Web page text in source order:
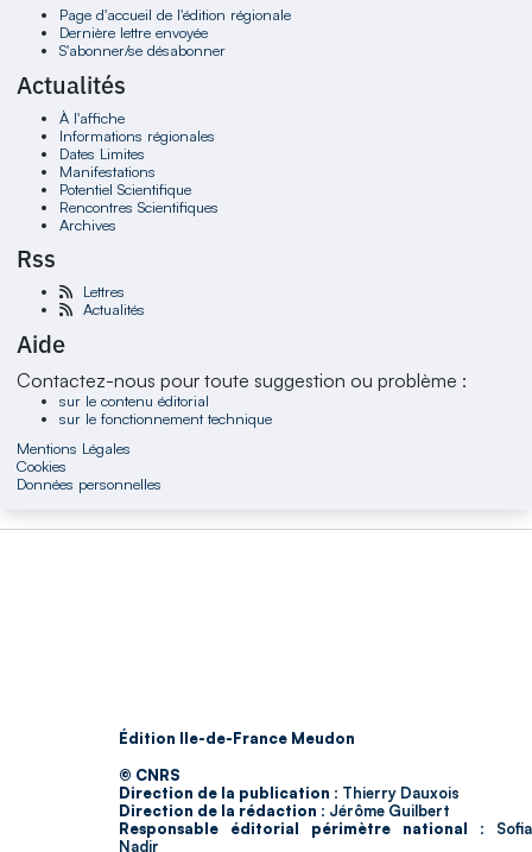
Page d'accueil de l'édition régionale
Dernière lettre envoyée
S'abonner/se désabonner
Actualités
À l'affiche
Informations régionales
Dates Limites
Manifestations
Potentiel Scientifique
Rencontres Scientifiques
Archives
Rss
Lettres
Actualités
Aide
Contactez-nous pour toute suggestion ou problème :
sur le contenu éditorial
sur le fonctionnement technique
Mentions Légales
Cookies
Données personnelles
Édition Ile-de-France Meudon
© CNRS
Direction de la publication : Thierry Dauxois
Direction de la rédaction : Jérôme Guilbert
Responsable éditorial périmètre national : Sofia
Nadir